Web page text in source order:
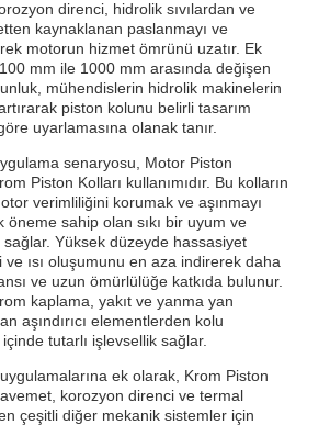
direnci, hidrolik sıvılardan ve
kaynaklanan paslanmayı ve
motorun hizmet ömrünü uzatır. Ek
mm ile 1000 mm arasında değişen
mühendislerin hidrolik makinelerin
piston kolunu belirli tasarım
uyarlamasına olanak tanır.
senaryosu, Motor Piston
Piston Kolları kullanımıdır. Bu kolların
verimliliğini korumak ve aşınmayı
öneme sahip olan sıkı bir uyum ve
sağlar. Yüksek düzeyde hassasiyet
ve ısı oluşumunu en aza indirerek daha
ve uzun ömürlülüğe katkıda bulunur.
kaplama, yakıt ve yanma yan
aşındırıcı elementlerden kolu
tutarlı işlevsellik sağlar.
ek olarak, Krom Piston
korozyon direnci ve termal
çeşitli diğer mekanik sistemler için